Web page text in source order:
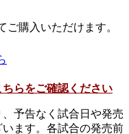
ご購入いただけます。
らをご確認ください
予告なく試合日や発売
ます。各試合の発売前